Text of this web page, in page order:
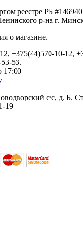
реестре РБ
р-на г.
о магазине.
+375(44)570-10-12,
53.
17:00
с/с, д. Б.
19